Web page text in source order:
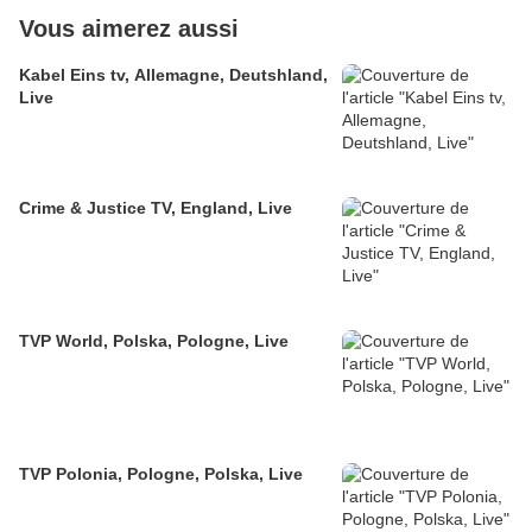
Vous aimerez aussi
Kabel Eins tv, Allemagne, Deutshland,
Live
Crime & Justice TV, England, Live
TVP World, Polska, Pologne, Live
TVP Polonia, Pologne, Polska, Live